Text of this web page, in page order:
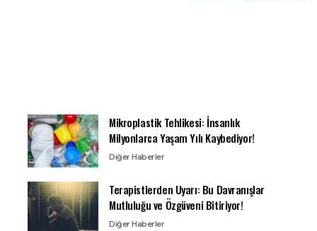
Mikroplastik Tehlikesi: İnsanlık
Milyonlarca Yaşam Yılı Kaybediyor!
Diğer Haberler
Terapistlerden Uyarı: Bu Davranışlar
Mutluluğu ve Özgüveni Bitiriyor!
Diğer Haberler